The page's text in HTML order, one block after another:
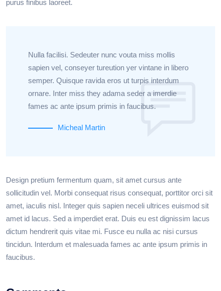
purus finibus laoreet.
Nulla facilisi. Sedeuter nunc vouta miss mollis
sapien vel, conseyer tureution yer vintane in libero
semper. Quisque ravida eros ut turpis interdum
ornare. Inter miss they adama seder a imerdie
fames ac ante ipsum primis in faucibus.
Micheal Martin
Design pretium fermentum quam, sit amet cursus ante
sollicitudin vel. Morbi consequat risus consequat, porttitor orci sit
amet, iaculis nisl. Integer quis sapien neceli ultrices euismod sit
amet id lacus. Sed a imperdiet erat. Duis eu est dignissim lacus
dictum hendrerit quis vitae mi. Fusce eu nulla ac nisi cursus
tincidun. Interdum et malesuada fames ac ante ipsum primis in
faucibus.